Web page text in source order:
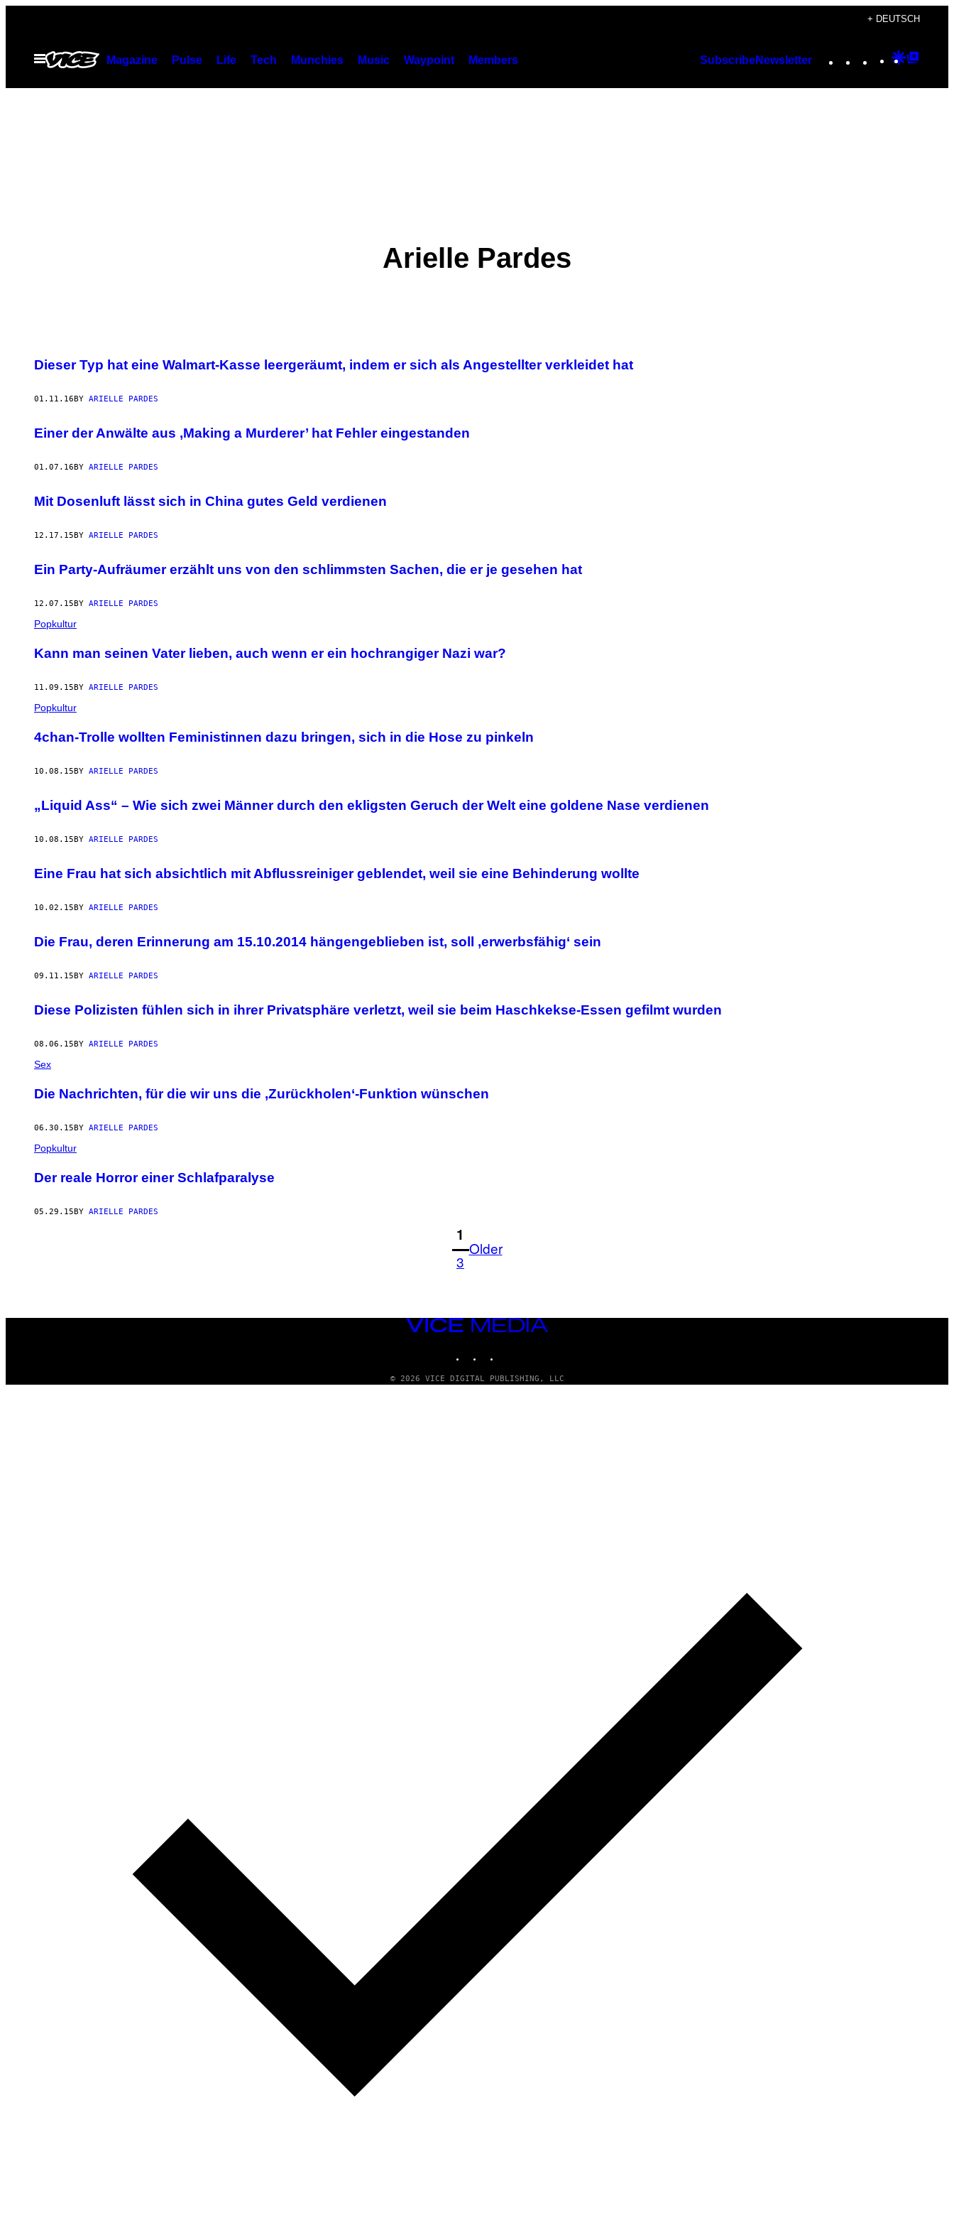
content
+ DEUTSCH
Open
Menu
Magazine Pulse Life Tech Munchies Music Waypoint Members SubscribeNewsletter Instagram
TikTok
YouTube
Google
Arielle Pardes
POSTS
THIS
AUTHOR
Dieser Typ hat eine Walmart-Kasse leergeräumt, indem er sich als Angestellter verkleidet hat
01.11.16 BY ARIELLE PARDES
Einer der Anwälte aus ‚Making a Murderer’ hat Fehler eingestanden
01.07.16 BY ARIELLE PARDES
Mit Dosenluft lässt sich in China gutes Geld verdienen
12.17.15 BY ARIELLE PARDES
Ein Party-Aufräumer erzählt uns von den schlimmsten Sachen, die er je gesehen hat
12.07.15 BY ARIELLE PARDES
Popkultur
Kann man seinen Vater lieben, auch wenn er ein hochrangiger Nazi war?
11.09.15 BY ARIELLE PARDES
Popkultur
4chan-Trolle wollten Feministinnen dazu bringen, sich in die Hose zu pinkeln
10.08.15 BY ARIELLE PARDES
„Liquid Ass“ – Wie sich zwei Männer durch den ekligsten Geruch der Welt eine goldene Nase verdienen
10.08.15 BY ARIELLE PARDES
Eine Frau hat sich absichtlich mit Abflussreiniger geblendet, weil sie eine Behinderung wollte
10.02.15 BY ARIELLE PARDES
Die Frau, deren Erinnerung am 15.10.2014 hängengeblieben ist, soll ‚erwerbsfähig‘ sein
09.11.15 BY ARIELLE PARDES
Diese Polizisten fühlen sich in ihrer Privatsphäre verletzt, weil sie beim Haschkekse-Essen gefilmt wurden
08.06.15 BY ARIELLE PARDES
Sex
Die Nachrichten, für die wir uns die ‚Zurückholen‘-Funktion wünschen
06.30.15 BY ARIELLE PARDES
Popkultur
Der reale Horror einer Schlafparalyse
05.29.15 BY ARIELLE PARDES
1
3
Older
VICE
© 2026 VICE DIGITAL PUBLISHING, LLC